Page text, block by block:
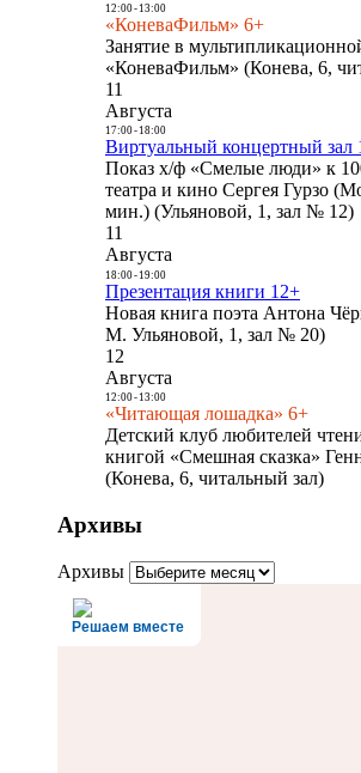
12:00- 13:00
«КоневаФильм» 6+
Занятие в
«КоневаФильм» (Конева, 6,
11
Августа
17:00- 18:00
Виртуальный концертный зал
Показ х/ф «Смелые люди» к
театра и кино Сергея Гурзо
мин.) (Ульяновой, 1, зал № 12)
11
Августа
18:00- 19:00
Презентация книги 12+
Новая книга поэта Антона
М. Ульяновой, 1, зал № 20)
12
Августа
12:00- 13:00
«Читающая лошадка» 6+
Детский клуб любителей
книгой «Смешная сказка»
(Конева, 6, читальный зал)
Архивы
Архивы
Решаем вместе